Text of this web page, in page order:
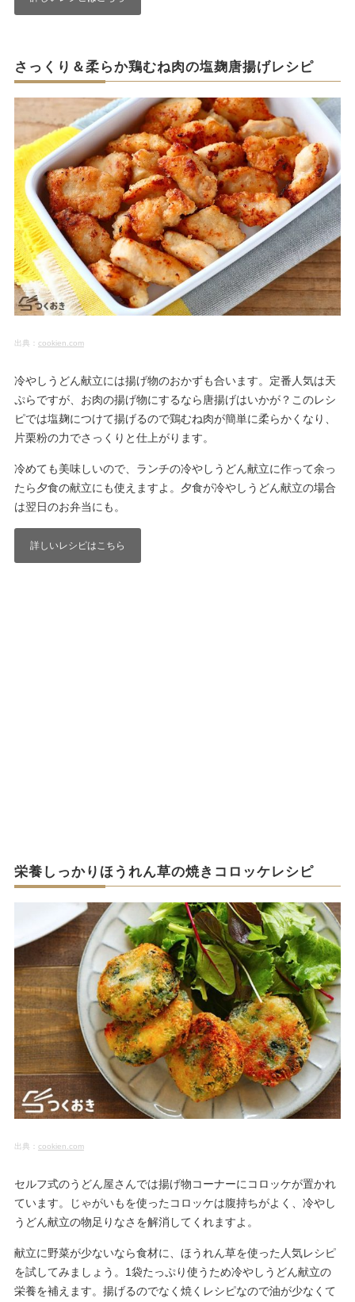
さっくり＆柔らか鶏むね肉の塩麹唐揚げレシピ
出典： cookien.com
冷やしうどん献立には揚げ物のおかずも合います。定番人気は天
ぷらですが、お肉の揚げ物にするなら唐揚げはいかが？このレシ
ピでは塩麹につけて揚げるので鶏むね肉が簡単に柔らかくなり、
片栗粉の力でさっくりと仕上がります。
冷めても美味しいので、ランチの冷やしうどん献立に作って余っ
たら夕食の献立にも使えますよ。夕食が冷やしうどん献立の場合
は翌日のお弁当にも。
詳しいレシピはこちら
栄養しっかりほうれん草の焼きコロッケレシピ
出典： cookien.com
セルフ式のうどん屋さんでは揚げ物コーナーにコロッケが置かれ
ています。じゃがいもを使ったコロッケは腹持ちがよく、冷やし
うどん献立の物足りなさを解消してくれますよ。
献立に野菜が少ないなら食材に、ほうれん草を使った人気レシピ
を試してみましょう。1袋たっぷり使うため冷やしうどん献立の
栄養を補えます。揚げるのでなく焼くレシピなので油が少なくて